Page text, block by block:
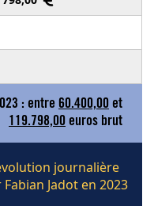
: entre 60.400,00 et
119.798,00 euros brut
journalière
Jadot en 2023